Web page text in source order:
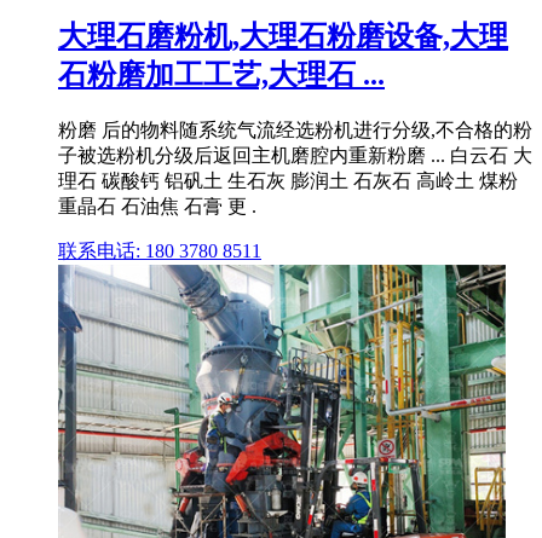
大理石磨粉机,大理石粉磨设备,大理
石粉磨加工工艺,大理石 ...
粉磨 后的物料随系统气流经选粉机进行分级,不合格的粉
子被选粉机分级后返回主机磨腔内重新粉磨 ... 白云石 大
理石 碳酸钙 铝矾土 生石灰 膨润土 石灰石 高岭土 煤粉
重晶石 石油焦 石膏 更 .
联系电话: 180 3780 8511